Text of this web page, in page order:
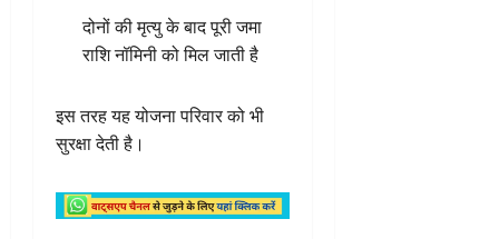
दोनों की मृत्यु के बाद पूरी जमा
राशि नॉमिनी को मिल जाती है
इस तरह यह योजना परिवार को भी
सुरक्षा देती है।